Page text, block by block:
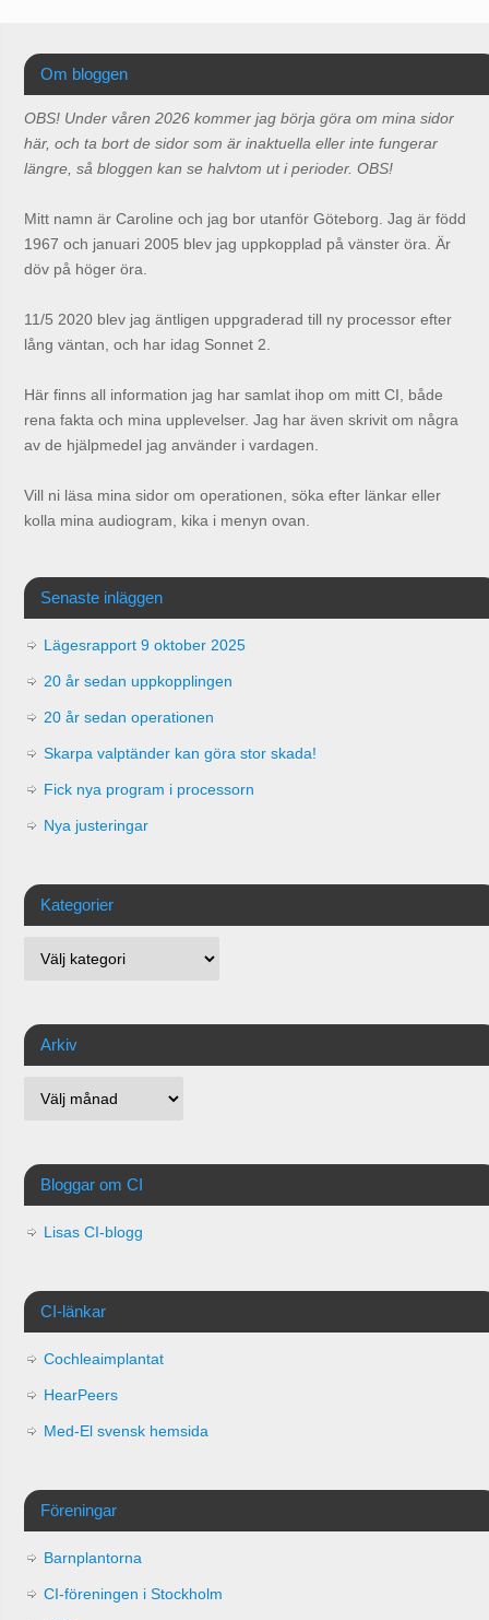
Om bloggen
OBS! Under våren 2026 kommer jag börja göra om mina sidor
här, och ta bort de sidor som är inaktuella eller inte fungerar
längre, så bloggen kan se halvtom ut i perioder. OBS!
Mitt namn är Caroline och jag bor utanför Göteborg. Jag är född
1967 och januari 2005 blev jag uppkopplad på vänster öra. Är
döv på höger öra.
11/5 2020 blev jag äntligen uppgraderad till ny processor efter
lång väntan, och har idag Sonnet 2.
Här finns all information jag har samlat ihop om mitt CI, både
rena fakta och mina upplevelser. Jag har även skrivit om några
av de hjälpmedel jag använder i vardagen.
Vill ni läsa mina sidor om operationen, söka efter länkar eller
kolla mina audiogram, kika i menyn ovan.
Senaste inläggen
Lägesrapport 9 oktober 2025
20 år sedan uppkopplingen
20 år sedan operationen
Skarpa valptänder kan göra stor skada!
Fick nya program i processorn
Nya justeringar
Kategorier
Arkiv
Bloggar om CI
Lisas CI-blogg
CI-länkar
Cochleaimplantat
HearPeers
Med-El svensk hemsida
Föreningar
Barnplantorna
CI-föreningen i Stockholm